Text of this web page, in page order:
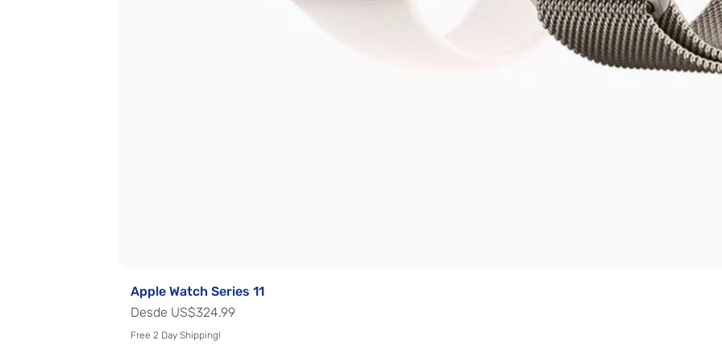
Apple Watch Series 11
Desde US$324.99
Precio de oferta
Free 2 Day Shipping!